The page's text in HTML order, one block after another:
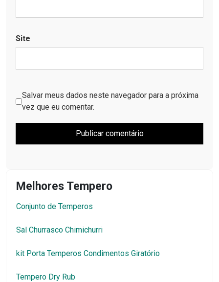
Site
Salvar meus dados neste navegador para a próxima
vez que eu comentar.
Melhores Tempero
Conjunto de Temperos
Sal Churrasco Chimichurri
kit Porta Temperos Condimentos Giratório
Tempero Dry Rub